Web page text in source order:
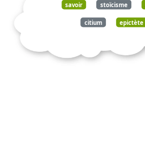
savoir stoïcisme
citium epictète